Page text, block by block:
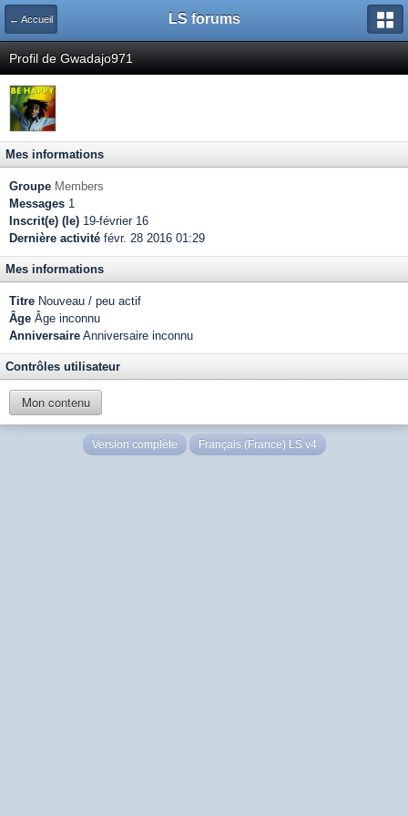
← Accueil LS forums
Profil de Gwadajo971
Mes informations
Groupe Members
Messages 1
Inscrit(e) (le) 19-février 16
Dernière activité févr. 28 2016 01:29
Mes informations
Titre Nouveau / peu actif
Âge Âge inconnu
Anniversaire Anniversaire inconnu
Contrôles utilisateur
Mon contenu
Version complète Français (France) LS v4